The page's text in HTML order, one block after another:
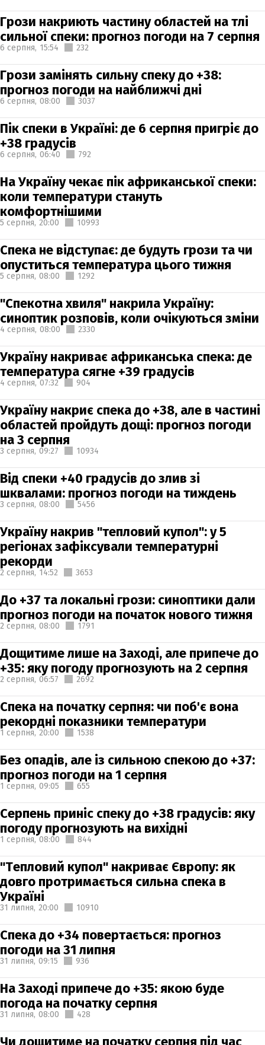
Грози накриють частину областей на тлі
сильної спеки: прогноз погоди на 7 серпня
6 серпня, 15:54 232
Грози замінять сильну спеку до +38:
прогноз погоди на найближчі дні
6 серпня, 08:00 3037
Пік спеки в Україні: де 6 серпня пригріє до
+38 градусів
6 серпня, 06:40 792
На Україну чекає пік африканської спеки:
коли температури стануть
комфортнішими
5 серпня, 20:00 10993
Спека не відступає: де будуть грози та чи
опуститься температура цього тижня
5 серпня, 08:00 1292
"Спекотна хвиля" накрила Україну:
синоптик розповів, коли очікуються зміни
4 серпня, 08:00 2330
Україну накриває африканська спека: де
температура сягне +39 градусів
4 серпня, 07:32 904
Україну накриє спека до +38, але в частині
областей пройдуть дощі: прогноз погоди
на 3 серпня
3 серпня, 09:27 10934
Від спеки +40 градусів до злив зі
шквалами: прогноз погоди на тиждень
3 серпня, 08:00 5456
Україну накрив "тепловий купол": у 5
регіонах зафіксували температурні
рекорди
2 серпня, 14:52 3653
До +37 та локальні грози: синоптики дали
прогноз погоди на початок нового тижня
2 серпня, 08:00 1791
Дощитиме лише на Заході, але припече до
+35: яку погоду прогнозують на 2 серпня
2 серпня, 06:57 2692
Спека на початку серпня: чи поб'є вона
рекордні показники температури
1 серпня, 20:00 1538
Без опадів, але із сильною спекою до +37:
прогноз погоди на 1 серпня
1 серпня, 09:05 655
Серпень приніс спеку до +38 градусів: яку
погоду прогнозують на вихідні
1 серпня, 08:00 844
"Тепловий купол" накриває Європу: як
довго протримається сильна спека в
Україні
31 липня, 20:00 10910
Спека до +34 повертається: прогноз
погоди на 31 липня
31 липня, 09:15 936
На Заході припече до +35: якою буде
погода на початку серпня
31 липня, 08:00 428
Чи дощитиме на початку серпня під час